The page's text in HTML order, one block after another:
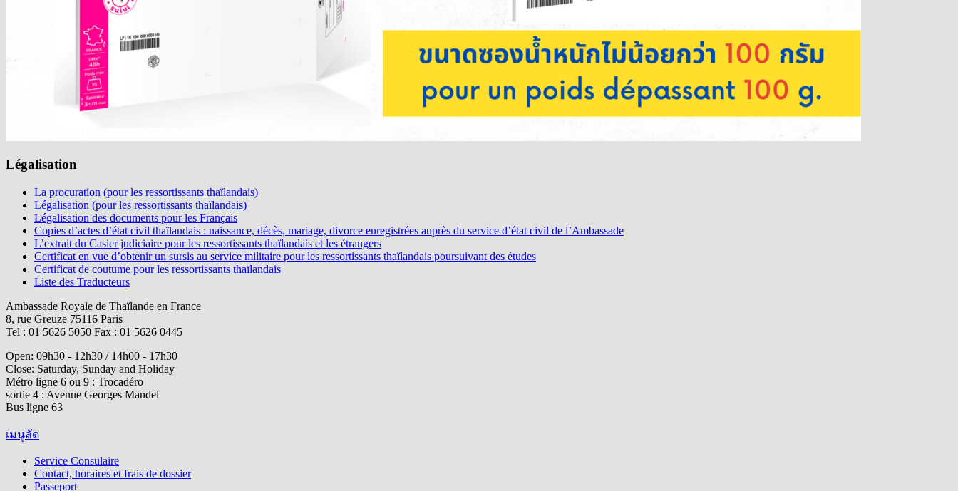
Légalisation
La procuration (pour les ressortissants thaïlandais)
Légalisation (pour les ressortissants thaïlandais)
Légalisation des documents pour les Français
Copies d’actes d’état civil thaïlandais : naissance, décès, mariage, divorce enregistrées auprès du service d’état civil de l’Ambassade
L’extrait du Casier judiciaire pour les ressortissants thaïlandais et les étrangers
Certificat en vue d’obtenir un sursis au service militaire pour les ressortissants thaïlandais poursuivant des études
Certificat de coutume pour les ressortissants thaïlandais
Liste des Traducteurs
Ambassade Royale de Thaïlande en France
8, rue Greuze 75116 Paris
Tel : 01 5626 5050 Fax : 01 5626 0445
Open: 09h30 - 12h30 / 14h00 - 17h30
Close: Saturday, Sunday and Holiday
Métro ligne 6 ou 9 : Trocadéro
sortie 4 : Avenue Georges Mandel
Bus ligne 63
เมนูลัด
Service Consulaire
Contact, horaires et frais de dossier
Passeport